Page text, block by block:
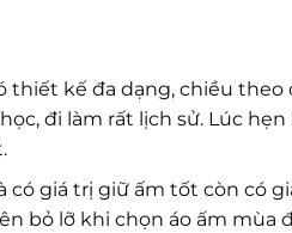
thiết kế đa dạng, chiều
đi làm rất lịch sử. Lúc
có giá trị giữ ấm tốt còn có
bỏ lỡ khi chọn áo ấm mùa